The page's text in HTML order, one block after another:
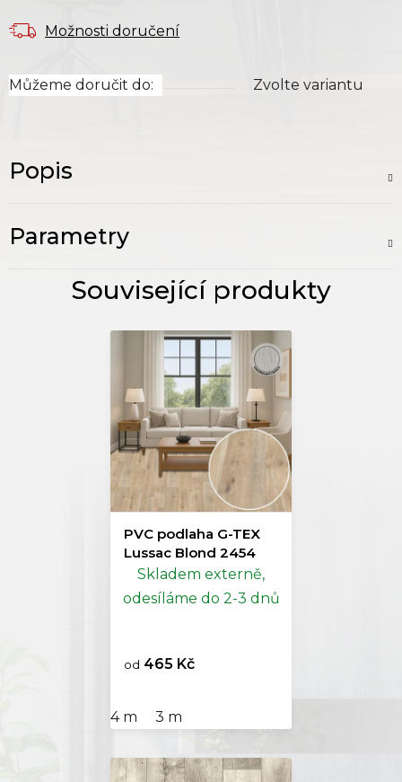
Můžeme doručit do: Zvolte variantu
Možnosti doručení
Popis
Parametry
PVC podlaha G-TEX
Lussac Blond 2454
Skladem externě,
odesíláme do 2-3 dnů
od 465 Kč
4 m 3 m